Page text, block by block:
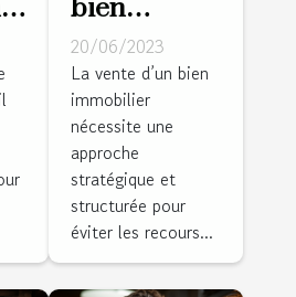
bien
immobilier :
diagnostic
d'une vente
appréciable
?
20/06/2023
La vente d’un bien
immobilier
nécessite une
approche
stratégique et
structurée pour
éviter les recours...